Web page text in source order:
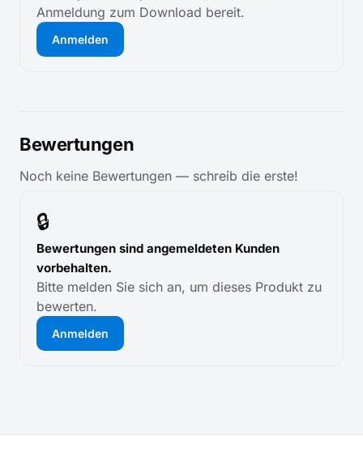
Anmeldung zum Download bereit.
Anmelden
Bewertungen
Noch keine Bewertungen — schreib die erste!
🔒
Bewertungen sind angemeldeten Kunden
vorbehalten.
Bitte melden Sie sich an, um dieses Produkt zu
bewerten.
Anmelden